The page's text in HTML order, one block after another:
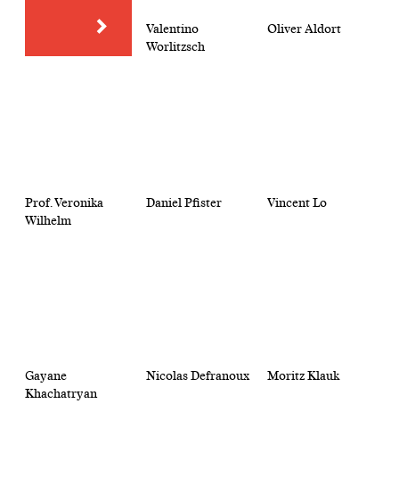
Valentino
Worlitzsch
Oliver Aldort
Prof. Veronika
Wilhelm
Daniel Pfister Vincent Lo
Gayane
Khachatryan
Nicolas Defranoux Moritz Klauk